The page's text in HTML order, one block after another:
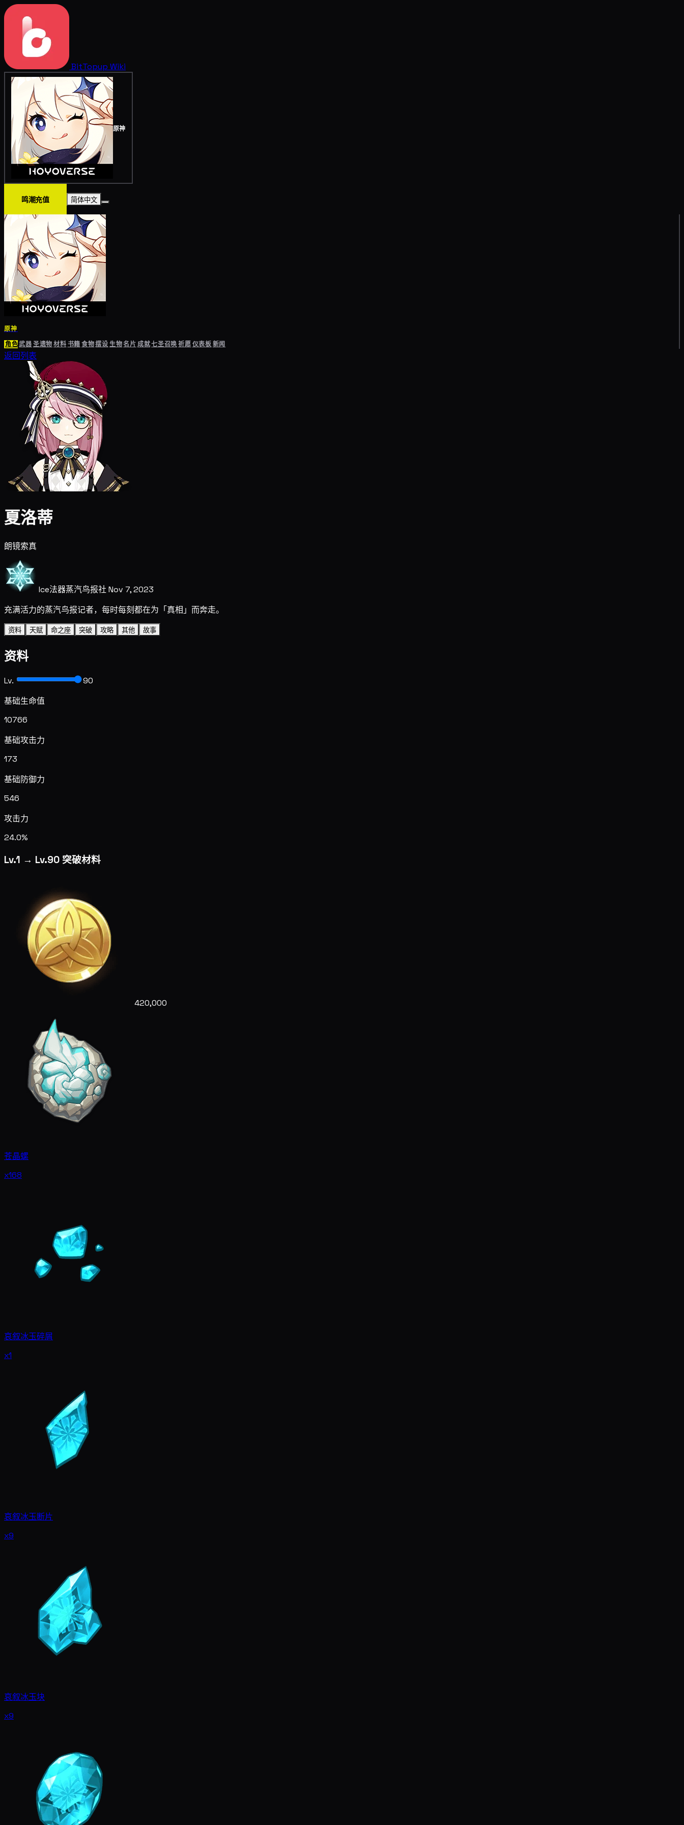
BitTopup Wiki
原神
鸣潮充值 简体中文
原神
角色武器圣遗物材料书籍食物摆设生物名片成就七圣召唤祈愿仪表板新闻
返回列表
夏洛蒂
朗镜索真
Ice法器蒸汽鸟报社 Nov 7, 2023
充满活力的蒸汽鸟报记者，每时每刻都在为「真相」而奔走。
资料 天赋 命之座 突破 攻略 其他 故事
资料
Lv.
90
基础生命值
10766
基础攻击力
173
基础防御力
546
攻击力
24.0%
Lv.1 → Lv.90 突破材料
420,000
苍晶螺
x168
哀叙冰玉碎屑
x1
哀叙冰玉断片
x9
哀叙冰玉块
x9